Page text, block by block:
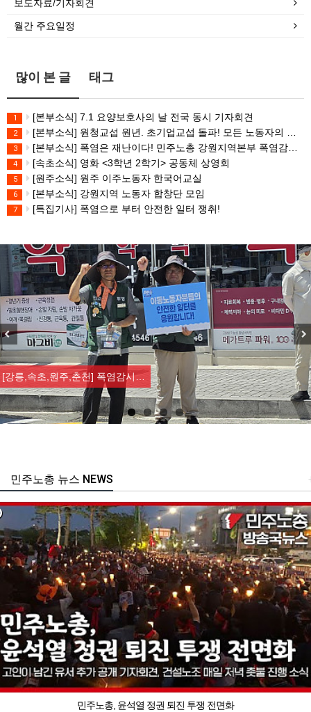
보도자료/기자회견
월간 주요일정
많이 본 글 태그
1 [본부소식] 7.1 요양보호사의 날 전국 동시 기자회견
2 [본부소식] 원청교섭 원년. 초기업교섭 돌파! 모든 노동자의 노동기본권 쟁취! 민주노총 7.15 총파업대회
3 [본부소식] 폭염은 재난이다! 민주노총 강원지역본부 폭염감시단 선포 기자회견
4 [속초소식] 영화 <3학년 2학기> 공동체 상영회
5 [원주소식] 원주 이주노동자 한국어교실
6 [본부소식] 강원지역 노동자 합창단 모임
7 [특집기사] 폭염으로 부터 안전한 일터 쟁취!
[강릉,속초,원주,춘천] 폭염감시…
주노총 뉴스 NEWS
민주노총, 윤석열 정권 퇴진 투쟁 전면화